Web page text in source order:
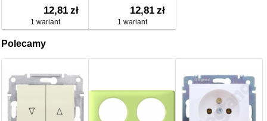
12,81 zł
1 wariant
12,81 zł
1 wariant
Polecamy